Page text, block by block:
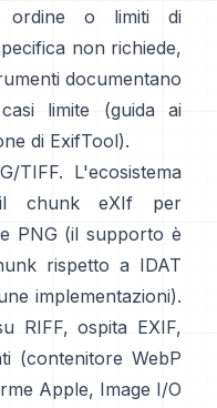
ordine o limiti di
non richiede,
documentano
limite (guida ai
di ExifTool).
TIFF. L'ecosistema
il chunk eXIf per
PNG (il supporto è
rispetto a IDAT
implementazioni).
RIFF, ospita EXIF,
(contenitore WebP
Apple, Image I/O